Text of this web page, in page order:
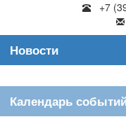
+7
Новости
Календарь